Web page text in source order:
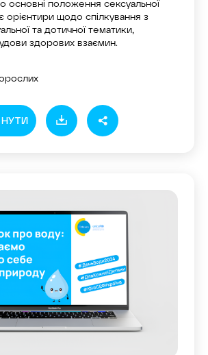
основні положення сексуальної
орієнтири щодо спілкування з
та дотичної тематики,
здорових взаємин.